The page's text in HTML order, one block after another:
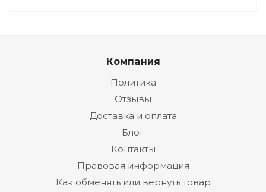
Компания
Политика
Отзывы
Доставка и оплата
Блог
Контакты
Правовая информация
Как обменять или вернуть товар